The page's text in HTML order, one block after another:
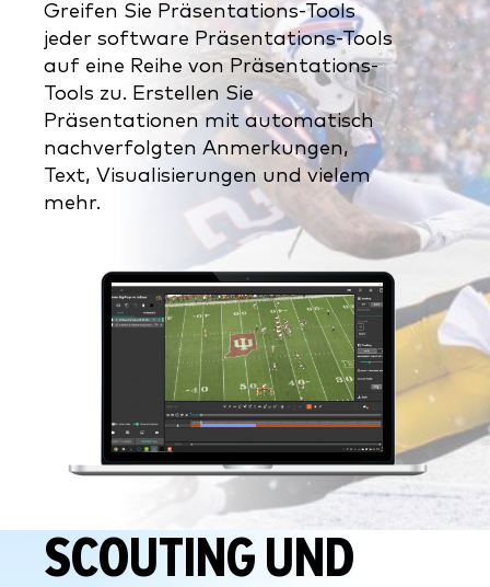
Greifen Sie Präsentations-Tools
jeder software Präsentations-Tools
auf eine Reihe von Präsentations-
Tools zu. Erstellen Sie
Präsentationen mit automatisch
nachverfolgten Anmerkungen,
Text, Visualisierungen und vielem
mehr.
SCOUTING UND